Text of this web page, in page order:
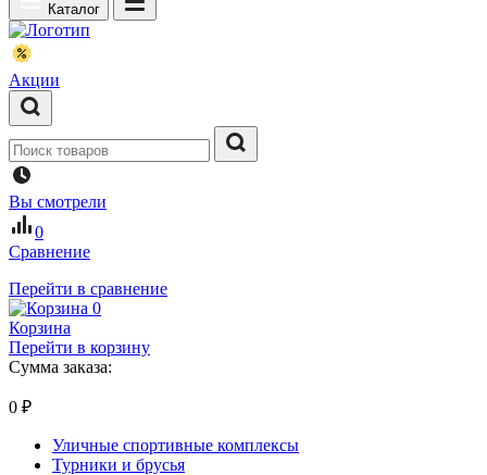
Каталог
Акции
Вы смотрели
0
Сравнение
Перейти в сравнение
0
Корзина
Перейти в корзину
Сумма заказа:
0 ₽
Уличные спортивные комплексы
Турники и брусья